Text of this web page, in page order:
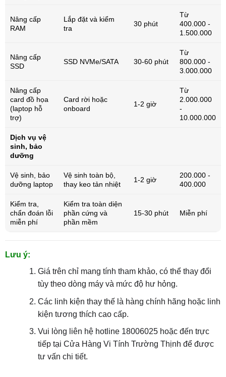
Nâng cấp
RAM
Lắp đặt và kiểm
tra
30 phút
Từ
400.000 -
1.500.000
Nâng cấp
SSD
SSD NVMe/SATA 30-60 phút
Từ
800.000 -
3.000.000
Nâng cấp
card đồ họa
(laptop hỗ
trợ)
Card rời hoặc
onboard
1-2 giờ
Từ
2.000.000
-
10.000.000
Dịch vụ vệ
sinh, bảo
dưỡng
Vệ sinh, bảo
dưỡng laptop
Vệ sinh toàn bộ,
thay keo tản nhiệt
1-2 giờ
200.000 -
400.000
Kiểm tra,
chẩn đoán lỗi
miễn phí
Kiểm tra toàn diện
phần cứng và
phần mềm
15-30 phút Miễn phí
Lưu ý:
Giá trên chỉ mang tính tham khảo, có thể thay đổi
tùy theo dòng máy và mức độ hư hỏng.
Các linh kiện thay thế là hàng chính hãng hoặc linh
kiện tương thích cao cấp.
Vui lòng liên hệ hotline 18006025 hoặc đến trực
tiếp tại Cửa Hàng Vi Tính Trường Thịnh để được
tư vấn chi tiết.